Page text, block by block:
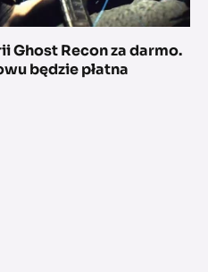
Ghost Recon za darmo.
będzie płatna